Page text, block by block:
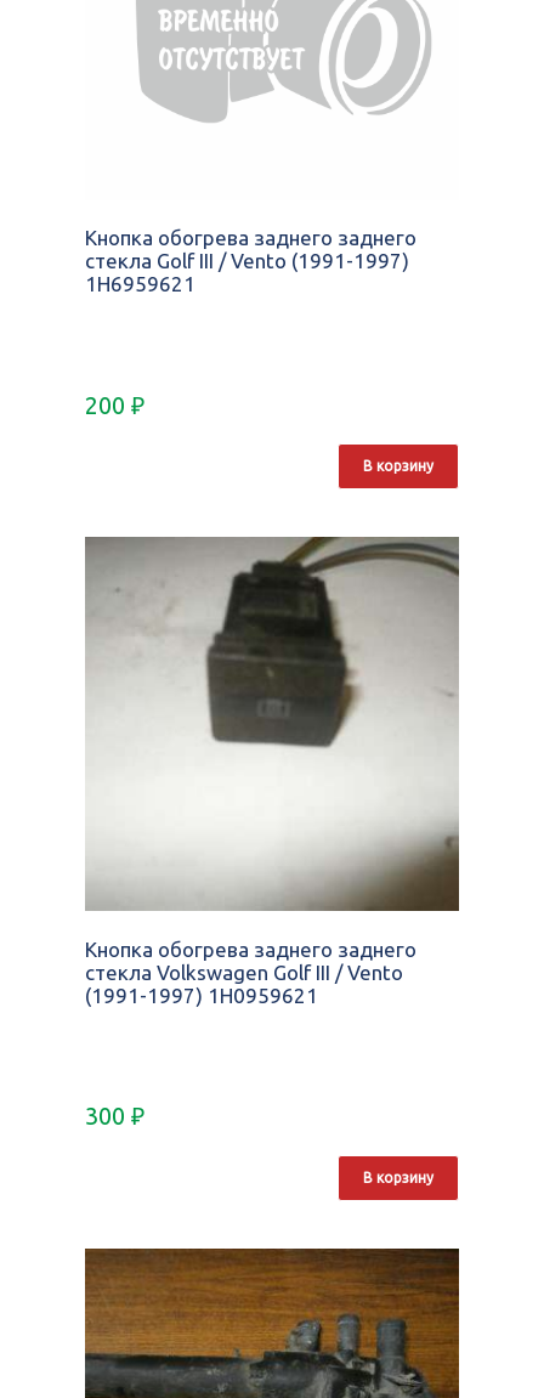
Кнопка обогрева заднего заднего
стекла Golf III / Vento (1991-1997)
1H6959621
200 ₽
В корзину
Кнопка обогрева заднего заднего
стекла Volkswagen Golf III / Vento
(1991-1997) 1H0959621
300 ₽
В корзину